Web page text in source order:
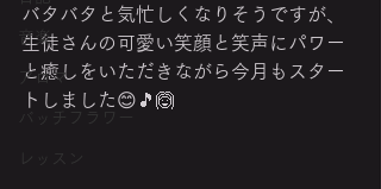
音楽
アロマ
バッチフラワー
レッスン
バタバタと気忙しくなりそうですが、
生徒さんの可愛い笑顔と笑声にパワー
と癒しをいただきながら今月もスター
トしました😊🎵🙆